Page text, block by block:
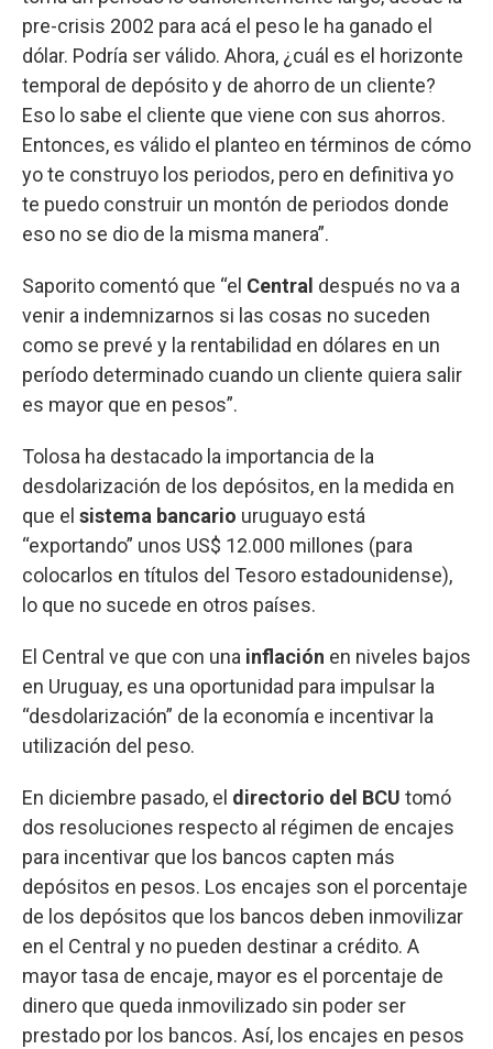
pre-crisis 2002 para acá el peso le ha ganado el
dólar. Podría ser válido. Ahora, ¿cuál es el horizonte
temporal de depósito y de ahorro de un cliente?
Eso lo sabe el cliente que viene con sus ahorros.
Entonces, es válido el planteo en términos de cómo
yo te construyo los periodos, pero en definitiva yo
te puedo construir un montón de periodos donde
eso no se dio de la misma manera”.
Saporito comentó que “el Central después no va a
venir a indemnizarnos si las cosas no suceden
como se prevé y la rentabilidad en dólares en un
período determinado cuando un cliente quiera salir
es mayor que en pesos”.
Tolosa ha destacado la importancia de la
desdolarización de los depósitos, en la medida en
que el sistema bancario uruguayo está
“exportando” unos US$ 12.000 millones (para
colocarlos en títulos del Tesoro estadounidense),
lo que no sucede en otros países.
El Central ve que con una inflación en niveles bajos
en Uruguay, es una oportunidad para impulsar la
“desdolarización” de la economía e incentivar la
utilización del peso.
En diciembre pasado, el directorio del BCU tomó
dos resoluciones respecto al régimen de encajes
para incentivar que los bancos capten más
depósitos en pesos. Los encajes son el porcentaje
de los depósitos que los bancos deben inmovilizar
en el Central y no pueden destinar a crédito. A
mayor tasa de encaje, mayor es el porcentaje de
dinero que queda inmovilizado sin poder ser
prestado por los bancos. Así, los encajes en pesos